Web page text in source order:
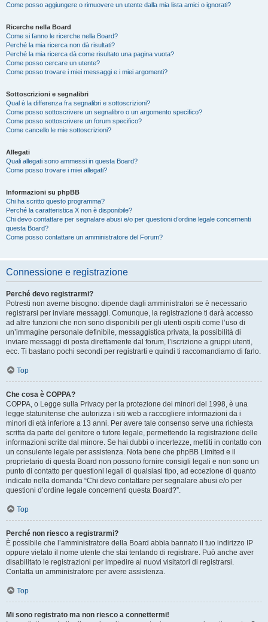
Come posso aggiungere o rimuovere un utente dalla mia lista amici o ignorati?
Ricerche nella Board
Come si fanno le ricerche nella Board?
Perché la mia ricerca non dà risultati?
Perché la mia ricerca dà come risultato una pagina vuota?
Come posso cercare un utente?
Come posso trovare i miei messaggi e i miei argomenti?
Sottoscrizioni e segnalibri
Qual è la differenza fra segnalibri e sottoscrizioni?
Come posso sottoscrivere un segnalibro o un argomento specifico?
Come posso sottoscrivere un forum specifico?
Come cancello le mie sottoscrizioni?
Allegati
Quali allegati sono ammessi in questa Board?
Come posso trovare i miei allegati?
Informazioni su phpBB
Chi ha scritto questo programma?
Perché la caratteristica X non è disponibile?
Chi devo contattare per segnalare abusi e/o per questioni d’ordine legale concernenti
questa Board?
Come posso contattare un amministratore del Forum?
Connessione e registrazione
Perché devo registrarmi?
Potresti non averne bisogno: dipende dagli amministratori se è necessario
registrarsi per inviare messaggi. Comunque, la registrazione ti darà accesso
ad altre funzioni che non sono disponibili per gli utenti ospiti come l’uso di
un’immagine personale definibile, messaggistica privata, la possibilità di
inviare messaggi di posta direttamente dal forum, l’iscrizione a gruppi utenti,
ecc. Ti bastano pochi secondi per registrarti e quindi ti raccomandiamo di farlo.
Top
Che cosa è COPPA?
COPPA, o Legge sulla Privacy per la protezione dei minori del 1998, è una
legge statunitense che autorizza i siti web a raccogliere informazioni da i
minori di età inferiore a 13 anni. Per avere tale consenso serve una richiesta
scritta da parte del genitore o tutore legale, permettendo la registrazione delle
informazioni scritte dal minore. Se hai dubbi o incertezze, mettiti in contatto con
un consulente legale per assistenza. Nota bene che phpBB Limited e il
proprietario di questa Board non possono fornire consigli legali e non sono un
punto di contatto per questioni legali di qualsiasi tipo, ad eccezione di quanto
indicato nella domanda “Chi devo contattare per segnalare abusi e/o per
questioni d’ordine legale concernenti questa Board?”.
Top
Perché non riesco a registrarmi?
È possibile che l’amministratore della Board abbia bannato il tuo indirizzo IP
oppure vietato il nome utente che stai tentando di registrare. Può anche aver
disabilitato le registrazioni per impedire ai nuovi visitatori di registrarsi.
Contatta un amministratore per avere assistenza.
Top
Mi sono registrato ma non riesco a connettermi!